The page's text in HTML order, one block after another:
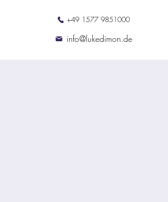
+49 1577 9851000
info@lukedimon.de